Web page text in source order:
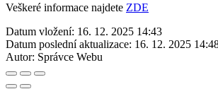
Veškeré informace najdete ZDE
Datum vložení: 16. 12. 2025 14:43
Datum poslední aktualizace: 16. 12. 2025
Autor: Správce Webu